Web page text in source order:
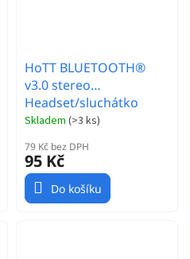
HoTT BLUETOOTH®
v3.0 stereo
Headset/sluchátko
A2DP
Skladem (>3 ks)
79 Kč bez DPH
95 Kč
Do košíku